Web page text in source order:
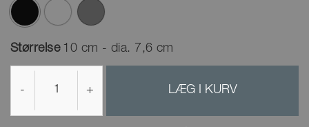
valgte
Størrelse 10 cm - dia. 7,6 cm
- + LÆG I KURV